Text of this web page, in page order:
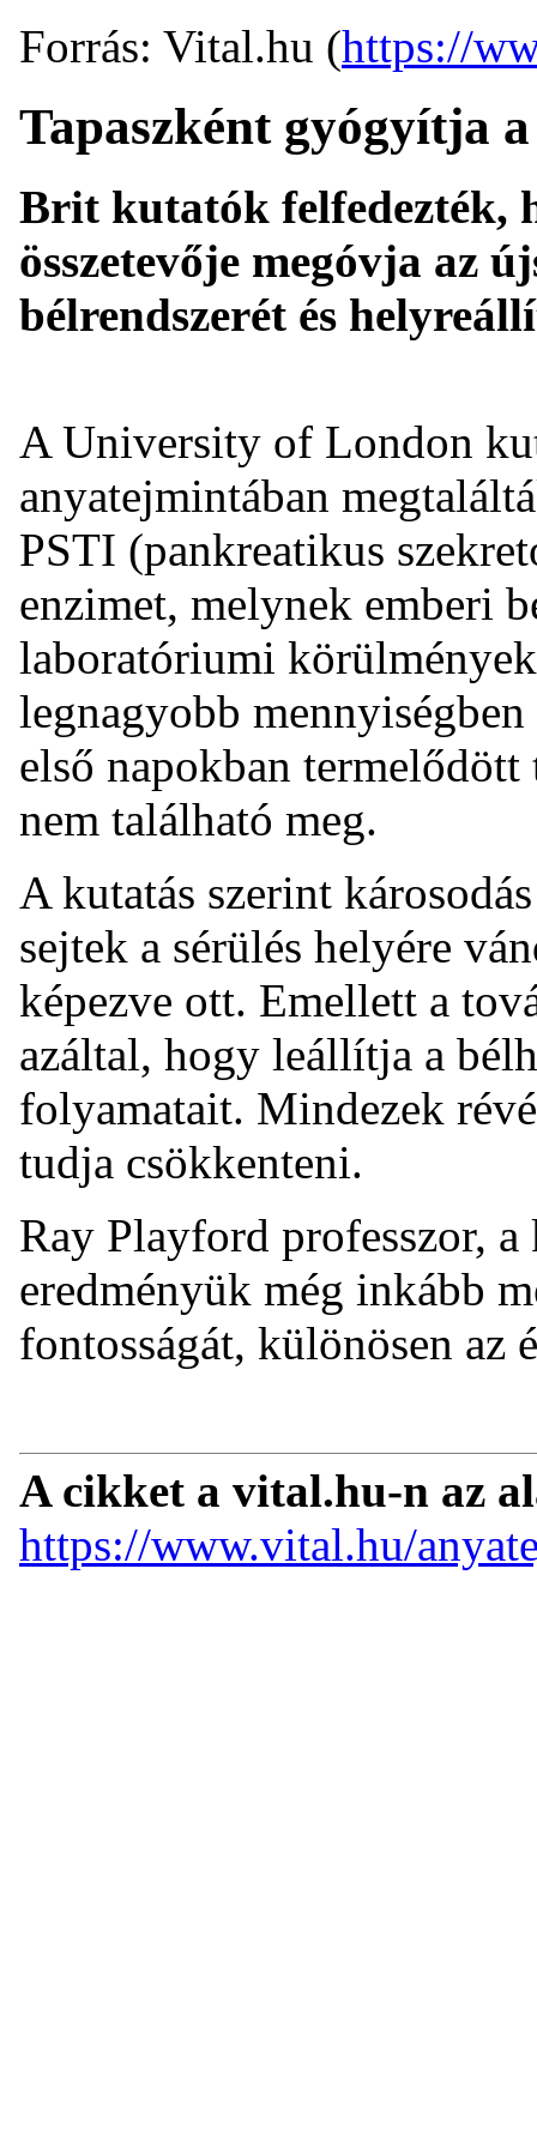
Forrás: Vital.hu (https://
Tapaszként gyógyítja
Brit kutatók felfedezték,
összetevője megóvja az
bélrendszerét és
A University of London
anyatejmintában
PSTI (pankreatikus
enzimet, melynek emberi
laboratóriumi
legnagyobb
első napokban
nem található meg.
A kutatás szerint
sejtek a sérülés helyére
képezve ott. Emellett a
azáltal, hogy leállítja a
folyamatait. Mindezek
tudja csökkenteni.
Ray Playford professzor,
eredményük még inkább
fontosságát, különösen az
A cikket a vital.hu-n az
https://www.vital.hu/